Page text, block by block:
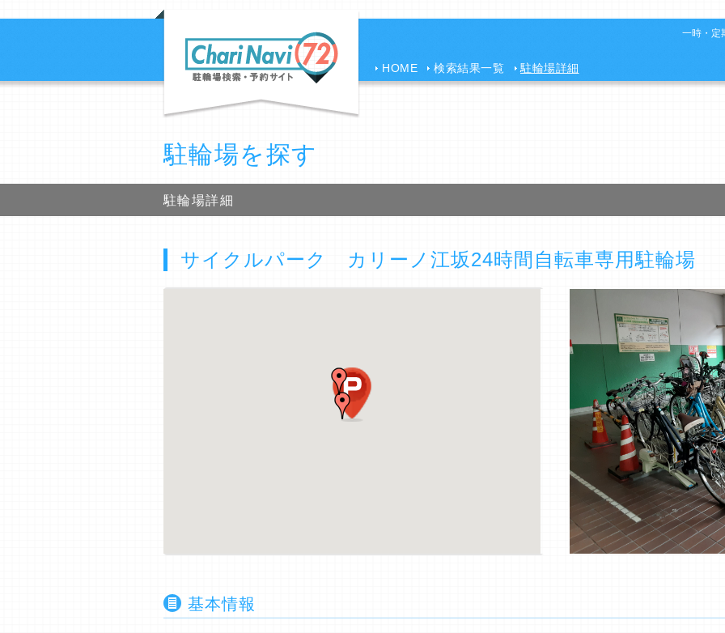
一時・定
HOME 検索結果一覧 駐輪場詳細
駐輪場を探す
駐輪場詳細
サイクルパーク カリーノ江坂24時間自転車専用駐輪場
基本情報